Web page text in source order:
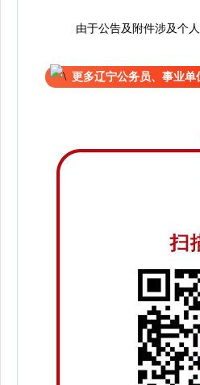
由于公告及附件涉及个人
更多辽宁公务员、事业单